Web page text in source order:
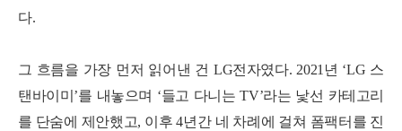
다.
그 흐름을 가장 먼저 읽어낸 건 LG전자였다. 2021년 ‘LG 스
탠바이미’를 내놓으며 ‘들고 다니는 TV’라는 낯선 카테고리
를 단숨에 제안했고, 이후 4년간 네 차례에 걸쳐 폼팩터를 진